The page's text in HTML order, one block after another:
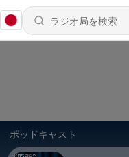
ポッドキャスト